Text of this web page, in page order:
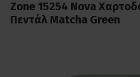
Zone 15254 Nova
Πεντάλ Matcha Green